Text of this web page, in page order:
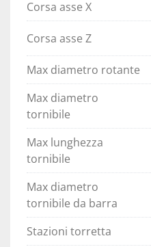
Corsa asse X
Corsa asse Z
Max diametro rotante
Max diametro
tornibile
Max lunghezza
tornibile
Max diametro
tornibile da barra
Stazioni torretta